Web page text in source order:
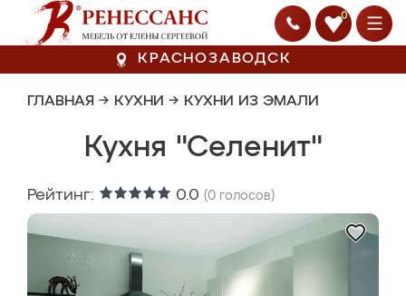
0
КРАСНОЗАВОДСК
ГЛАВНАЯ → КУХНИ → КУХНИ ИЗ ЭМАЛИ
Кухня "Селенит"
Рейтинг: 0.0 (0 голосов)